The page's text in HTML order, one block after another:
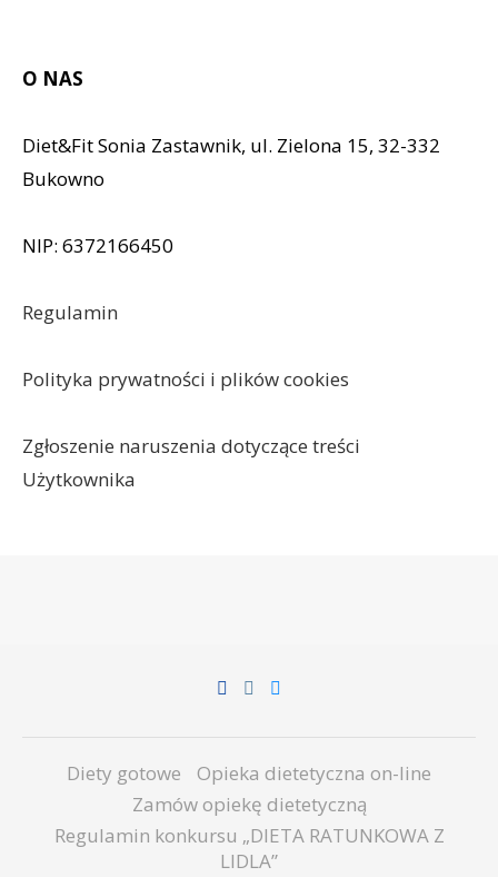
O NAS
Diet&Fit Sonia Zastawnik, ul. Zielona 15, 32-332
Bukowno
NIP: 6372166450
Regulamin
Polityka prywatności i plików cookies
Zgłoszenie naruszenia dotyczące treści
Użytkownika
Diety gotowe
Opieka dietetyczna on-line
Zamów opiekę dietetyczną
Regulamin konkursu „DIETA RATUNKOWA Z
LIDLA”